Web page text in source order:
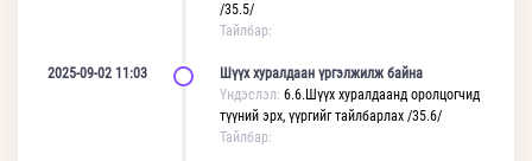
/35.5/
Тайлбар:
2025-09-02 11:03
Шүүх хуралдаан үргэлжилж байна
Үндэслэл: 6.6.Шүүх хуралдаанд оролцогчид
түүний эрх, үүргийг тайлбарлах /35.6/
Тайлбар: